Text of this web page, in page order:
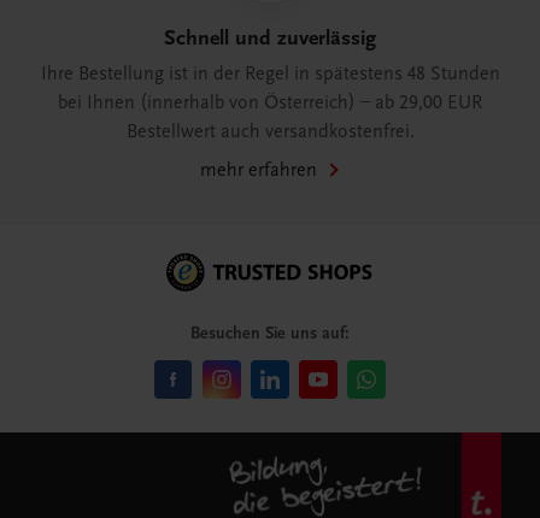
Schnell und zuverlässig
Ihre Bestellung ist in der Regel in spätestens 48 Stunden
bei Ihnen (innerhalb von Österreich) – ab 29,00 EUR
Bestellwert auch versandkostenfrei.
mehr erfahren
Besuchen Sie uns auf: